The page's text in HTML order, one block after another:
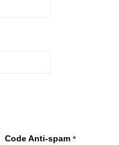
Code Anti-spam *